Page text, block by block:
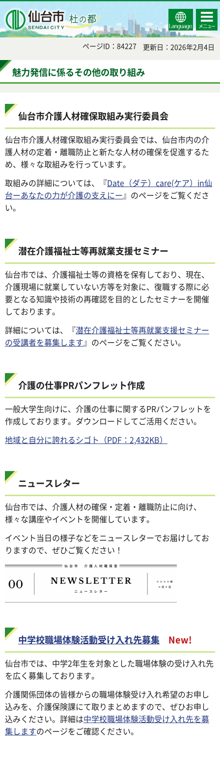
Select
Language
コンテ
ンツメ
ニュー
ページID：84227 更新日：2026年2月4日
魅力発信に係るその他の取り組み
仙台市介護人材確保取組み実行委員会
仙台市介護人材確保取組み実行委員会では、仙台市内の介
護人材の定着・離職防止と新たな人材の確保を促進するた
め、様々な取組みを行っています。
取組みの詳細については、『Date（ダテ）care(ケア）in仙
台ーあなたの力が介護の支えにー』のページをご覧くださ
い。
潜在介護福祉士等再就業支援セミナー
仙台市では、介護福祉士等の資格を保有しており、現在、
介護現場に就業していない方等を対象に、復職する際に必
要となる知識や技術の再確認を目的としたセミナーを開催
しております。
詳細については、『潜在介護福祉士等再就業支援セミナー
の受講者を募集します』のページをご覧ください。
介護の仕事PRパンフレット作成
一般大学生向けに、介護の仕事に関するPRパンフレットを
作成しております。ダウンロードしてご活用ください。
地域と自分に誇れるシゴト（PDF：2,432KB）
ニュースレター
仙台市では、介護人材の確保・定着・離職防止に向け、
様々な講座やイベントを開催しています。
イベント当日の様子などをニュースレターでお届けしてお
りますので、ぜひご覧ください！
中学校職場体験活動受け入れ先募集 New!
仙台市では、中学2年生を対象とした職場体験の受け入れ先
を広く募集しております。
介護関係団体の皆様からの職場体験受け入れ希望のお申し
込みを、介護保険課にて取りまとめますので、ぜひお申し
込みください。詳細は中学校職場体験活動受け入れ先を募
集しますのページをご確認ください。